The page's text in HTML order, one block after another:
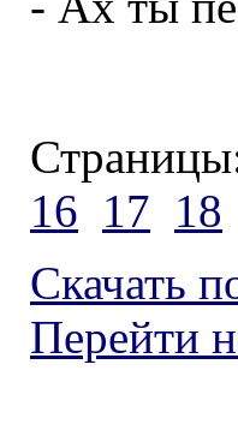
16 17 18
Скачать
Перейти